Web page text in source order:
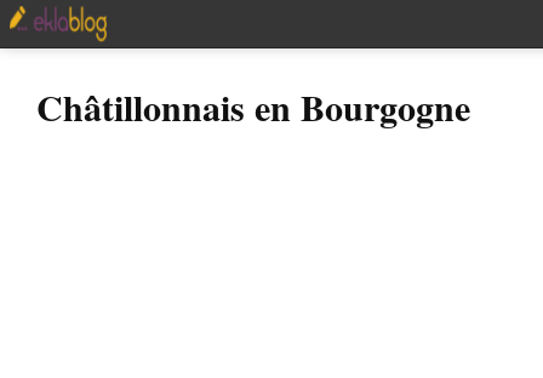
Châtillonnais en Bourgogne